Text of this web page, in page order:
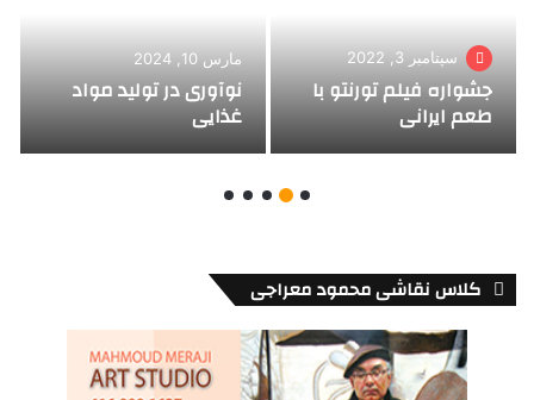
سپتامبر 3, 2022
جشواره فیلم تورنتو با
طعم ایرانی
مارس 10, 2024
نوآوری در تولید مواد
غذایی
کلاس نقاشی محمود معراجی